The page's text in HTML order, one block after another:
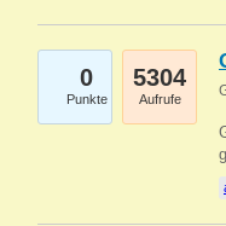
0
Punkte
5304
Aufrufe